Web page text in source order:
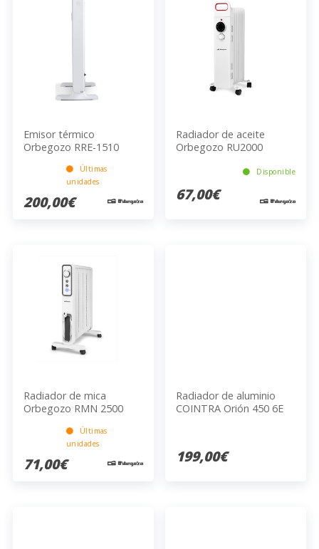
Emisor térmico
Orbegozo RRE-1510
Últimas
unidades
200,00€
Radiador de aceite
Orbegozo RU2000
Disponible
67,00€
Radiador de mica
Orbegozo RMN 2500
Últimas
unidades
71,00€
Radiador de aluminio
COINTRA Orión 450 6E
199,00€